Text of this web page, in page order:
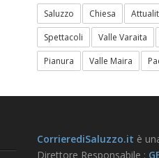
Saluzzo Chiesa
Spettacoli
Valle Varaita
Pianura
Valle Maira
CorrierediSaluzzo.it è
Direttore Responsabile :